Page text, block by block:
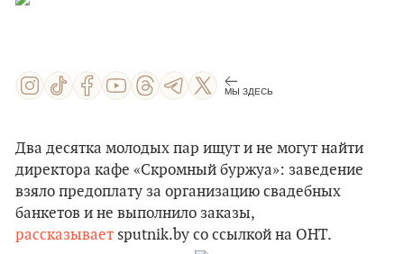
МЫ ЗДЕСЬ
Два десятка молодых пар ищут и не могут найти
директора кафе «Скромный буржуа»: заведение
взяло предоплату за организацию свадебных
банкетов и не выполнило заказы,
рассказывает sputnik.by со ссылкой на ОНТ.